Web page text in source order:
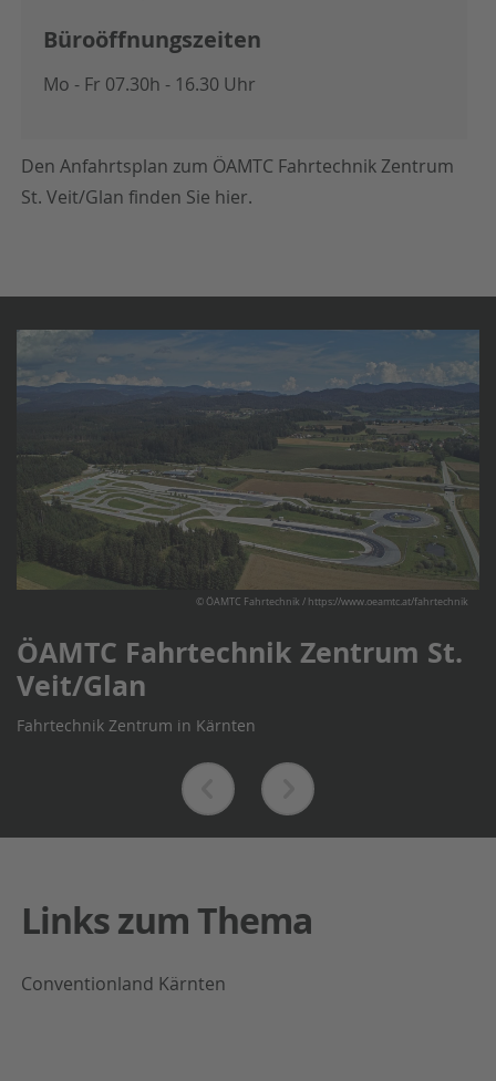
Büroöffnungszeiten
Mo - Fr 07.30h - 16.30 Uhr
Den Anfahrtsplan zum ÖAMTC Fahrtechnik Zentrum
St. Veit/Glan finden Sie hier.
© ÖAMTC Fahrtechnik / https://www.oeamtc.at/fahrtechnik
ÖAMTC Fahrtechnik Zentrum St.
Veit/Glan
Fahrtechnik Zentrum in Kärnten
Links zum Thema
Conventionland Kärnten